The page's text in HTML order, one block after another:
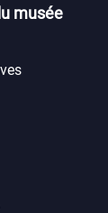
musée